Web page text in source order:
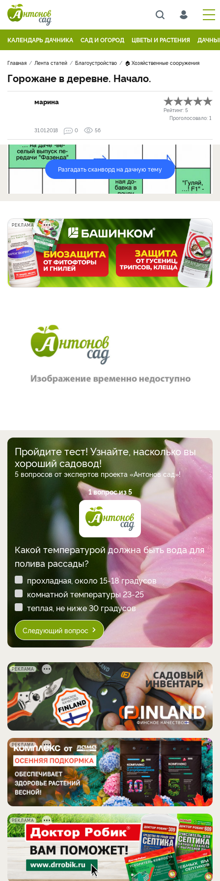
КАЛЕНДАРЬ ДАЧНИКА САД И ОГОРОД ЦВЕТЫ И РАСТЕНИЯ
Главная Лента статей Благоустройство 🏠 Хозяйственные сооружения
Горожане в деревне. Начало.
марина
Рейтинг: 5
Проголосовало: 1
31.01.2018
0 56
Разгадать сканворд на дачную тему
РЕКЛАМА
Пройдите тест! Узнайте, насколько вы
хороший садовод!
5 вопросов от экспертов проекта «Антонов сад»!
1 вопрос из 5
Какой температурой должна быть вода для
полива рассады?
прохладная, около 15-18 градусов
комнатной температуры 23-25
теплая, не ниже 30 градусов
Следующий вопрос
РЕКЛАМА
РЕКЛАМА
РЕКЛАМА